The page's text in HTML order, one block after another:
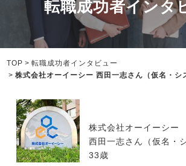
求人情報
転職成功者インタビュー
地域の特色
リサーチ
ニュース
転職成功者インタ
TOP
転職成功者インタビュー
株式会社オーイーシー 西田一志さん（仮名・シ
株式会社オーイーシー
西田一志さん（仮名・
33歳